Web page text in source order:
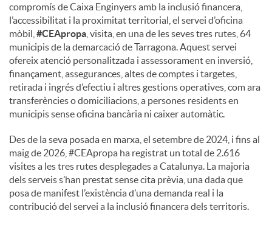
compromís de Caixa Enginyers amb la inclusió financera,
l’accessibilitat i la proximitat territorial, el servei d’oficina
mòbil, #CEApropa , visita, en una de les seves tres rutes, 64
municipis de la demarcació de Tarragona. Aquest servei
ofereix atenció personalitzada i assessorament en inversió,
finançament, assegurances, altes de comptes i targetes,
retirada i ingrés d’efectiu i altres gestions operatives, com ara
transferències o domiciliacions, a persones residents en
municipis sense oficina bancària ni caixer automàtic.
Des de la seva posada en marxa, el setembre de 2024, i fins al
maig de 2026, #CEApropa ha registrat un total de 2.616
visites a les tres rutes desplegades a Catalunya. La majoria
dels serveis s’han prestat sense cita prèvia, una dada que
posa de manifest l’existència d’una demanda real i la
contribució del servei a la inclusió financera dels territoris.